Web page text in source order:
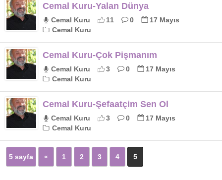
Cemal Kuru-Yalan Dünya
Cemal Kuru 11 0
17 Mayıs
Cemal Kuru
Cemal Kuru-Çok Pişmanım
Cemal Kuru 3 0
17 Mayıs
Cemal Kuru
Cemal Kuru-Şefaatçim Sen Ol
Cemal Kuru 3 0
17 Mayıs
Cemal Kuru
5 sayfa « 1 2 3 4 5